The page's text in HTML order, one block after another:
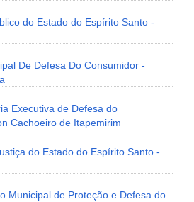
do Estado do Espírito Santo -
De Defesa Do Consumidor -
Executiva de Defesa do
Cachoeiro de Itapemirim
do Estado do Espírito Santo -
Municipal de Proteção e Defesa do